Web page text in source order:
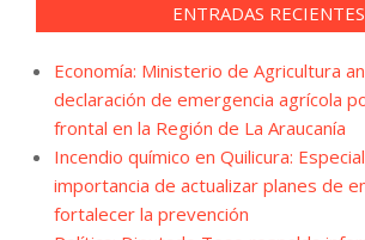
ENTRADAS RECIENTES
Economía: Ministerio de Agricultura
declaración de emergencia agrícola
frontal en la Región de La Araucanía
Incendio químico en Quilicura:
importancia de actualizar planes de
fortalecer la prevención